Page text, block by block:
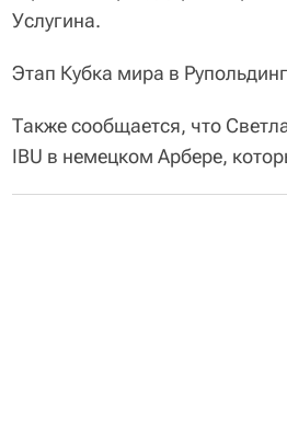
Услугина.
Этап Кубка мира в
Также сообщается, что
IBU в немецком Арбере,